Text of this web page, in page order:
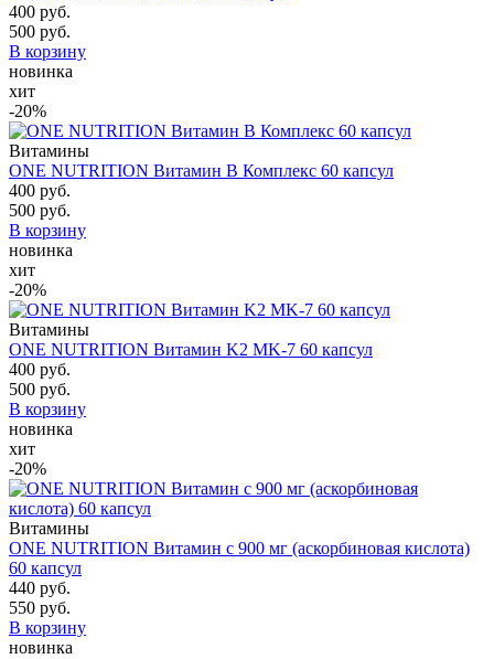
400 руб.
500 руб.
В корзину
новинка
хит
-20%
Витамины
ONE NUTRITION Витамин B Комплекс 60 капсул
400 руб.
500 руб.
В корзину
новинка
хит
-20%
Витамины
ONE NUTRITION Витамин K2 MK-7 60 капсул
400 руб.
500 руб.
В корзину
новинка
хит
-20%
Витамины
ONE NUTRITION Витамин с 900 мг (аскорбиновая кислота)
60 капсул
440 руб.
550 руб.
В корзину
новинка